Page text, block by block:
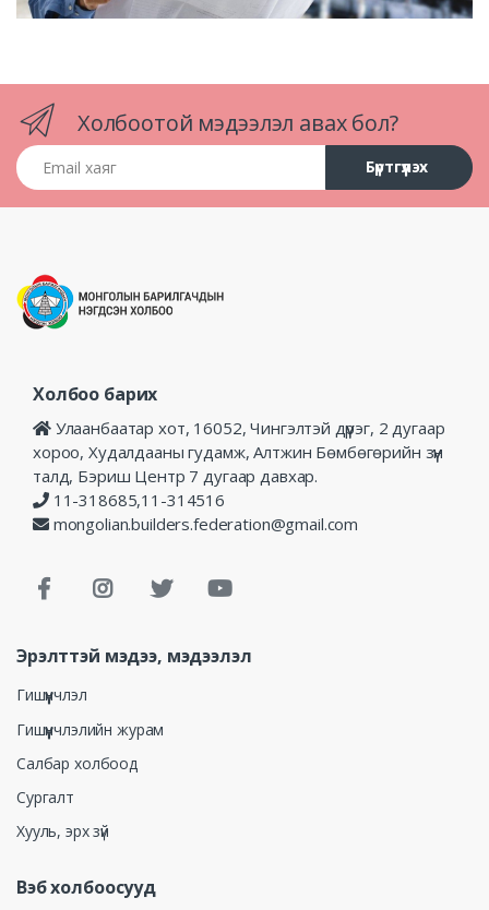
Холбоотой мэдээлэл авах бол?
Email хаяг
Бүртгүүлэх
Холбоо барих
Улаанбаатар хот, 16052, Чингэлтэй дүүрэг, 2 дугаар
хороо, Худалдааны гудамж, Алтжин Бөмбөгөрийн зүүн
талд, Бэриш Центр 7 дугаар давхар.
11-318685,11-314516
mongolian.builders.federation@gmail.com
Эрэлттэй мэдээ, мэдээлэл
Гишүүнчлэл
Гишүүнчлэлийн журам
Салбар холбоод
Сургалт
Хууль, эрх зүй
Вэб холбоосууд